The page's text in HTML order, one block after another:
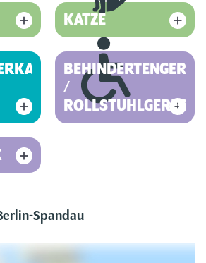
KATZE
/
ROLLSTUHLGERECHT
Spandau